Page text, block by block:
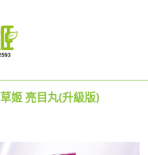
草姬 亮目丸(升級版)